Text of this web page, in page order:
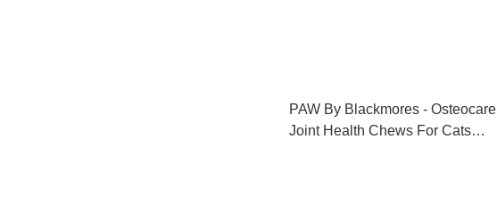
PAW By Blackmores - Osteocare
Joint Health Chews For Cats